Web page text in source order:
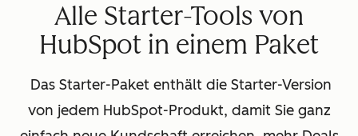
Alle Starter-Tools von
HubSpot in einem Paket
Das Starter-Paket enthält die Starter-Version
von jedem HubSpot-Produkt, damit Sie ganz